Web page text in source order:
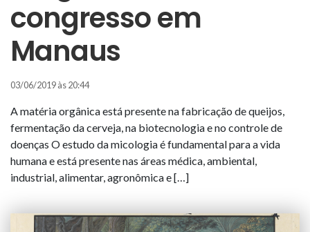
congresso em
Manaus
03/06/2019 às 20:44
A matéria orgânica está presente na fabricação de queijos,
fermentação da cerveja, na biotecnologia e no controle de
doenças O estudo da micologia é fundamental para a vida
humana e está presente nas áreas médica, ambiental,
industrial, alimentar, agronômica e […]